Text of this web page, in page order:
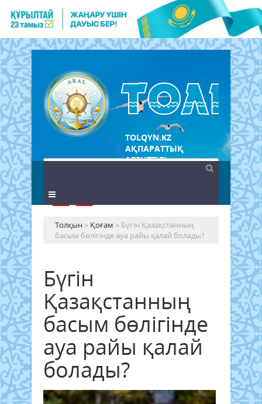
TOLQYN.KZ
АҚПАРАТТЫҚ
АГЕНТТІГІ
Толқын » Қоғам » Бүгін Қазақстанның
басым бөлігінде ауа райы қалай болады?
Бүгін
Қазақстанның
басым бөлігінде
ауа райы қалай
болады?